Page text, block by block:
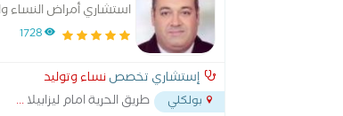
استشاري أمراض النساء
مجهري وعقم، جراحة1728
إستشاري تخصصنساء وتوليد
بولكلي طريق الحرية امام ليزابيلا...